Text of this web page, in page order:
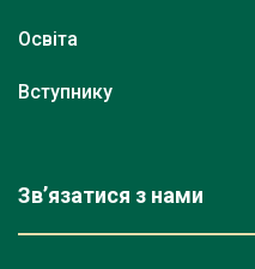
Освіта
Вступнику
Зв’язатися з нами